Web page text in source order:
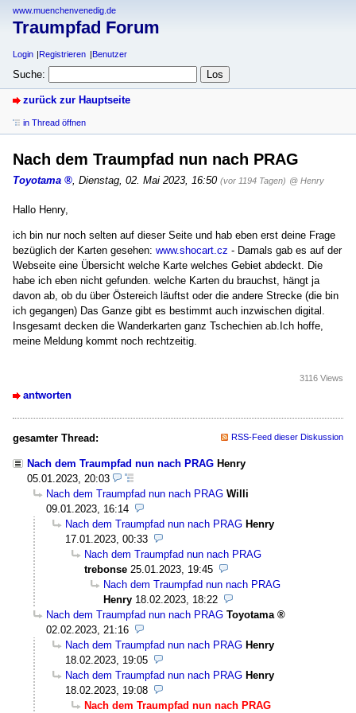
www.muenchenvenedig.de
Traumpfad Forum
Login Registrieren Benutzer
Suche:
zurück zur Hauptseite
in Thread öffnen
Nach dem Traumpfad nun nach PRAG
Toyotama Dienstag, 02. Mai 2023, 16:50 (vor 1194 Tagen) @ Henry
Hallo Henry,
ich bin nur noch selten auf dieser Seite und hab eben erst deine Frage
bezüglich der Karten gesehen: www.shocart.cz - Damals gab es auf der
Webseite eine Übersicht welche Karte welches Gebiet abdeckt. Die
habe ich eben nicht gefunden. welche Karten du brauchst, hängt ja
davon ab, ob du über Östereich läuftst oder die andere Strecke (die bin
ich gegangen) Das Ganze gibt es bestimmt auch inzwischen digital.
Insgesamt decken die Wanderkarten ganz Tschechien ab.Ich hoffe,
meine Meldung kommt noch rechtzeitig.
antworten
3116 Views
gesamter Thread: RSS-Feed dieser Diskussion
Nach dem Traumpfad nun nach PRAG Henry
05.01.2023, 20:03
Nach dem Traumpfad nun nach PRAG Willi
09.01.2023, 16:14
Nach dem Traumpfad nun nach PRAG Henry
17.01.2023, 00:33
Nach dem Traumpfad nun nach PRAG
trebonse 25.01.2023, 19:45
Nach dem Traumpfad nun nach PRAG
Henry 18.02.2023, 18:22
Nach dem Traumpfad nun nach PRAG Toyotama
02.02.2023, 21:16
Nach dem Traumpfad nun nach PRAG Henry
18.02.2023, 19:05
Nach dem Traumpfad nun nach PRAG Henry
18.02.2023, 19:08
Nach dem Traumpfad nun nach PRAG